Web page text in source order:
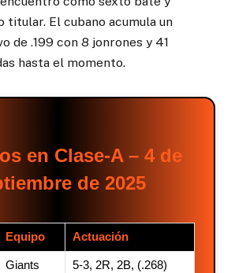
titular. El cubano acumula un
de .199 con 8 jonrones y 41
hasta el momento.
en Clase-A – 4 de
de 2025
Equipo Actuación
Giants 5-3, 2R, 2B, (.268)